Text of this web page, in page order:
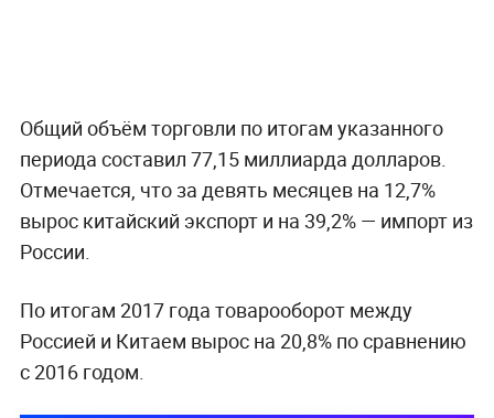
Общий объём торговли по итогам указанного
периода составил 77,15 миллиарда долларов.
Отмечается, что за девять месяцев на 12,7%
вырос китайский экспорт и на 39,2% — импорт из
России.
По итогам 2017 года товарооборот между
Россией и Китаем вырос на 20,8% по сравнению
с 2016 годом.